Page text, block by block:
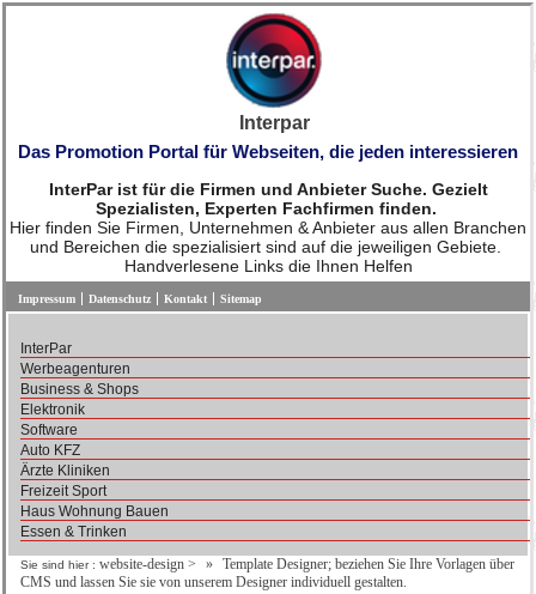
Interpar
Das Promotion Portal für Webseiten, die jeden interessieren
InterPar ist für die Firmen und Anbieter Suche. Gezielt
Spezialisten, Experten Fachfirmen finden.
Hier finden Sie Firmen, Unternehmen & Anbieter aus allen Branchen
und Bereichen die spezialisiert sind auf die jeweiligen Gebiete.
Handverlesene Links die Ihnen Helfen
Impressum Datenschutz Kontakt Sitemap
InterPar
Werbeagenturen
Business & Shops
Elektronik
Software
Auto KFZ
Ärzte Kliniken
Freizeit Sport
Haus Wohnung Bauen
Essen & Trinken
Sie sind hier : website-design >
Template Designer; beziehen Sie Ihre Vorlagen über
CMS und lassen Sie sie von unserem Designer individuell gestalten.